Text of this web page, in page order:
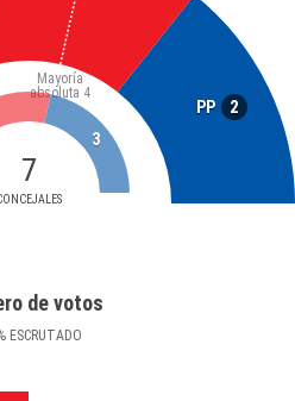
PP 2
7
Mayoría
absoluta 4
3
de votos
ESCRUTADO